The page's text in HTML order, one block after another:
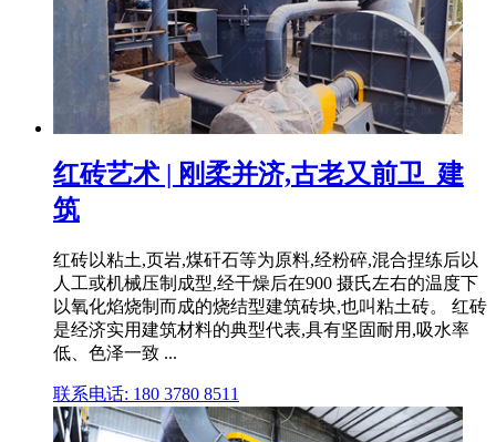
红砖艺术 | 刚柔并济,古老又前卫_建
筑
红砖以粘土,页岩,煤矸石等为原料,经粉碎,混合捏练后以
人工或机械压制成型,经干燥后在900 摄氏左右的温度下
以氧化焰烧制而成的烧结型建筑砖块,也叫粘土砖。 红砖
是经济实用建筑材料的典型代表,具有坚固耐用,吸水率
低、色泽一致 ...
联系电话: 180 3780 8511